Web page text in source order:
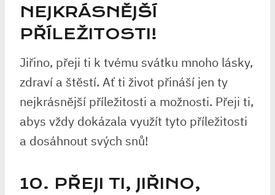
NEJKRÁSNĚJŠÍ
PŘÍLEŽITOSTI!
Jiřino, přeji ti k tvému svátku mnoho lásky,
zdraví a štěstí. Ať ti život přináší jen ty
nejkrásnější příležitosti a možnosti. Přeji ti,
abys vždy dokázala využít tyto příležitosti
a dosáhnout svých snů!
10. PŘEJI TI, JIŘINO,